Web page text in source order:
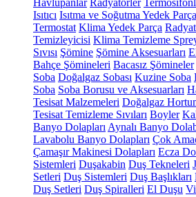
Havlupanlar Radyatörler
Isıtıcı Isıtma ve Soğutma Yedek Parça
Termostat Klima Yedek Parça
Temizleyicisi Klima Temizleme
Sıvısı Şömine Şömine Aksesuarları
Bahçe Şömineleri Bacasız Şömineler
Soba Doğalgaz Sobası Kuzine Soba
Soba Soba Borusu ve Aksesuarları
Tesisat Malzemeleri Doğalgaz
Tesisat Temizleme Sıvıları Boyler
Banyo Dolapları Aynalı Banyo
Lavabolu Banyo Dolapları Çok
Çamaşır Makinesi Dolapları Ecza
Sistemleri Duşakabin Duş Tekneleri
Setleri Duş Sistemleri Duş Başlıkları
Duş Setleri Duş Spiralleri El Duşu